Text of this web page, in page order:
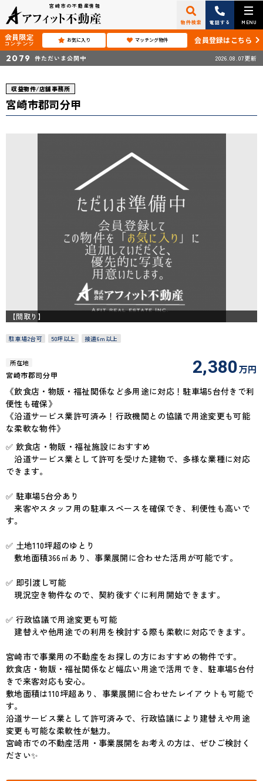
宮崎市の不動産情報
物件検索 電話する MENU
会員限定
コンテンツ お気に入り マッチング物件 会員登録はこちら
2079 件ただいま公開中 2026.08.07更新
収益物件/店舗事務所
宮崎市郡司分甲
【間取り】
駐車場2台可 50坪以上 接道6ｍ以上
所在地
宮崎市郡司分甲 2,380万円
《飲食店・物販・福祉関係など多用途に対応！駐車場5台付きで利
便性も確保》
《沿道サービス業許可済み！行政機関との協議で用途変更も可能
な柔軟な物件》
✅ 飲食店・物販・福祉施設におすすめ
沿道サービス業として許可を受けた建物で、多様な業種に対応
できます。
✅ 駐車場5台分あり
来客やスタッフ用の駐車スペースを確保でき、利便性も高いで
す。
✅ 土地110坪超のゆとり
敷地面積366㎡あり、事業展開に合わせた活用が可能です。
✅ 即引渡し可能
現況空き物件なので、契約後すぐに利用開始できます。
✅ 行政協議で用途変更も可能
建替えや他用途での利用を検討する際も柔軟に対応できます。
宮崎市で事業用の不動産をお探しの方におすすめの物件です。
飲食店・物販・福祉関係など幅広い用途で活用でき、駐車場5台付
きで来客対応も安心。
敷地面積は110坪超あり、事業展開に合わせたレイアウトも可能で
す。
沿道サービス業として許可済みで、行政協議により建替えや用途
変更も可能な柔軟性が魅力。
宮崎市での不動産活用・事業展開をお考えの方は、ぜひご検討く
ださい✨